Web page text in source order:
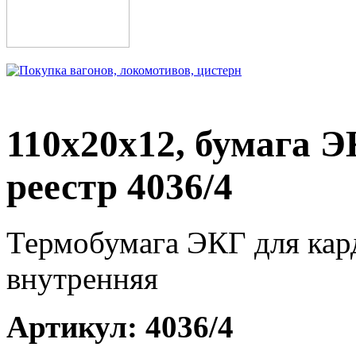
110х20х12, бумага
реестр 4036/4
Термобумага ЭКГ для
внутренняя
Артикул: 4036/4